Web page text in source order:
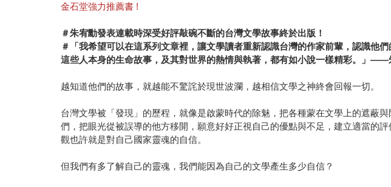
金石堂強力推薦書 !
＃朱宥勳發表連載時深受好評敲碗不斷的台灣文學故事終於出版！
＃「我希望可以在這系列文章裡，讓文學讀者重新認識台灣的作家前輩，認識他
這些人本身的生命故事，及其對世界的熱情與執著，都有如小說一樣精彩。」——
越知道他們的故事，就越能不驚詫於現世波瀾，越相信文學之神終會回報一切。
台灣文學被「發現」的歷程，就像是啟蒙時代的除魅，把各種蒙在文學上的遮蔽
們，把眼光從被誤導的他方移開，願意好好正視自己的優點與不足，建立適當的
觀也許就是對自己國家靈魂的自信。
但我們有多了解自己的靈魂，我們能因為自己的文學產生多少自信？